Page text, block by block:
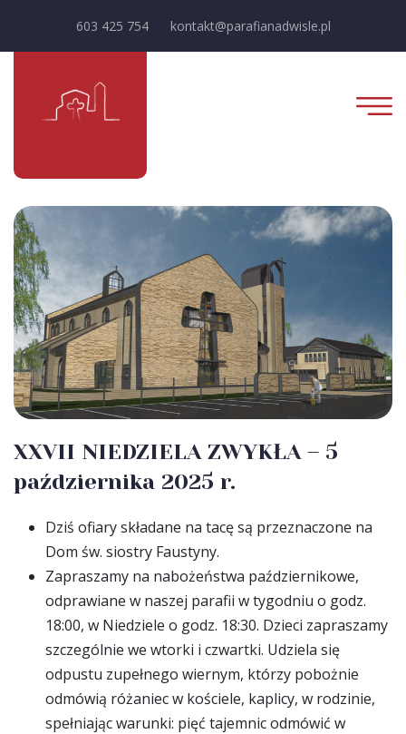
603 425 754 kontakt@parafianadwisle.pl
XXVII NIEDZIELA ZWYKŁA – 5
października 2025 r.
Dziś ofiary składane na tacę są przeznaczone na
Dom św. siostry Faustyny.
Zapraszamy na nabożeństwa październikowe,
odprawiane w naszej parafii w tygodniu o godz.
18:00, w Niedziele o godz. 18:30. Dzieci zapraszamy
szczególnie we wtorki i czwartki. Udziela się
odpustu zupełnego wiernym, którzy pobożnie
odmówią różaniec w kościele, kaplicy, w rodzinie,
spełniając warunki: pięć tajemnic odmówić w